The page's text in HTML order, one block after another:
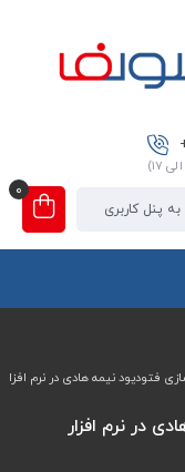
به پنل کاربری
0
فتودیود نیمه هادی در نرم
در نرم افزار